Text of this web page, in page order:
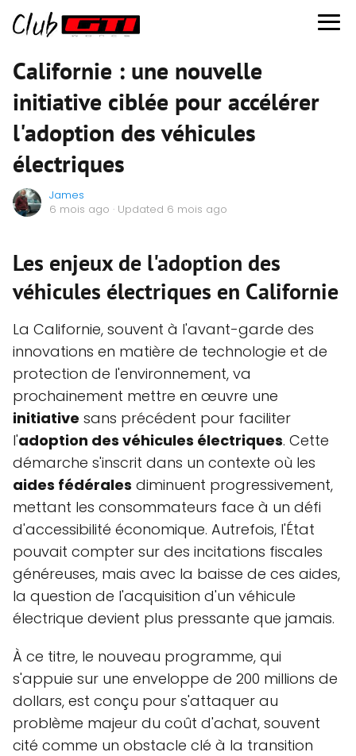
Californie : une nouvelle
initiative ciblée pour accélérer
l'adoption des véhicules
électriques
James
6 mois ago · Updated 6 mois ago
Les enjeux de l'adoption des
véhicules électriques en Californie
La Californie, souvent à l'avant-garde des
innovations en matière de technologie et de
protection de l'environnement, va
prochainement mettre en œuvre une
initiative sans précédent pour faciliter
l'adoption des véhicules électriques. Cette
démarche s'inscrit dans un contexte où les
aides fédérales diminuent progressivement,
mettant les consommateurs face à un défi
d'accessibilité économique. Autrefois, l'État
pouvait compter sur des incitations fiscales
généreuses, mais avec la baisse de ces aides,
la question de l'acquisition d'un véhicule
électrique devient plus pressante que jamais.
À ce titre, le nouveau programme, qui
s'appuie sur une enveloppe de 200 millions de
dollars, est conçu pour s'attaquer au
problème majeur du coût d'achat, souvent
cité comme un obstacle clé à la transition